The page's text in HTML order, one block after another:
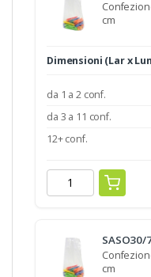
cm
Dimensioni (Lar x
da 1 a 2 conf.
da 3 a 11 conf.
12+ conf.
SASO30/
cm